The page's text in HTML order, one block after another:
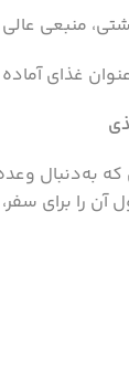
منبعی
غذای
که به‌دنبال
را برای